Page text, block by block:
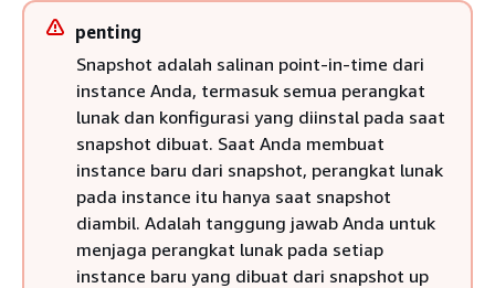
penting
Snapshot adalah salinan point-in-time dari
instance Anda, termasuk semua perangkat
lunak dan konfigurasi yang diinstal pada saat
snapshot dibuat. Saat Anda membuat
instance baru dari snapshot, perangkat lunak
pada instance itu hanya saat snapshot
diambil. Adalah tanggung jawab Anda untuk
menjaga perangkat lunak pada setiap
instance baru yang dibuat dari snapshot up